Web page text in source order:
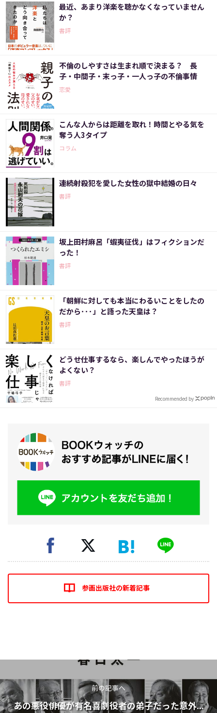
最近、あまり洋楽を聴かなくなっていません
か？
書評
不倫のしやすさは生まれ順で決まる？ 長
子・中間子・末っ子・一人っ子の不倫事情
恋愛
こんな人からは距離を取れ！時間とやる気を
奪う人3タイプ
コラム
連続射殺犯を愛した女性の獄中結婚の日々
書評
坂上田村麻呂「蝦夷征伐」はフィクションだ
った！
書評
「朝鮮に対しても本当にわるいことをしたの
だから･･･」と語った天皇は？
書評
どうせ仕事するなら、楽しんでやったほうが
よくない？
書評
Recommended by
参画出版社の新着記事
前の記事へ
あの悪役俳優が有名喜劇役者の弟子だった意外...